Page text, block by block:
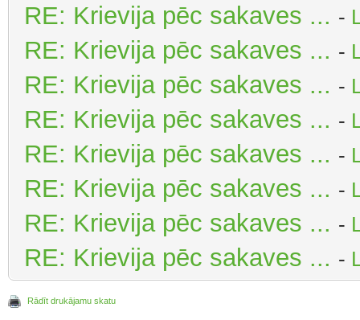
RE: Krievija pēc sakaves ... -
RE: Krievija pēc sakaves ... -
RE: Krievija pēc sakaves ... -
RE: Krievija pēc sakaves ... -
RE: Krievija pēc sakaves ... -
RE: Krievija pēc sakaves ... -
RE: Krievija pēc sakaves ... -
RE: Krievija pēc sakaves ... -
Rādīt drukājamu skatu